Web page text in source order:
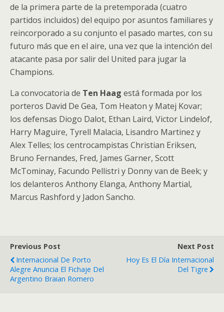
de la primera parte de la pretemporada (cuatro
partidos incluidos) del equipo por asuntos familiares y
reincorporado a su conjunto el pasado martes, con su
futuro más que en el aire, una vez que la intención del
atacante pasa por salir del United para jugar la
Champions.
La convocatoria de Ten Haag está formada por los
porteros David De Gea, Tom Heaton y Matej Kovar;
los defensas Diogo Dalot, Ethan Laird, Victor Lindelof,
Harry Maguire, Tyrell Malacia, Lisandro Martinez y
Alex Telles; los centrocampistas Christian Eriksen,
Bruno Fernandes, Fred, James Garner, Scott
McTominay, Facundo Pellistri y Donny van de Beek; y
los delanteros Anthony Elanga, Anthony Martial,
Marcus Rashford y Jadon Sancho.
Previous Post
Internacional De Porto
Alegre Anuncia El Fichaje Del
Argentino Braian Romero
Next Post
Hoy Es El Día Internacional
Del Tigre